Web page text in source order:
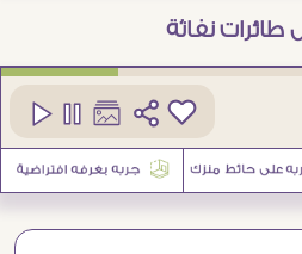
نفاثة